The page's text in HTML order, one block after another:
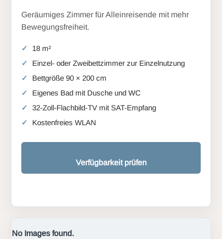
Geräumiges Zimmer für Alleinreisende mit mehr
Bewegungsfreiheit.
18 m²
Einzel- oder Zweibettzimmer zur Einzelnutzung
Bettgröße 90 × 200 cm
Eigenes Bad mit Dusche und WC
32-Zoll-Flachbild-TV mit SAT-Empfang
Kostenfreies WLAN
Verfügbarkeit prüfen
No Images found.